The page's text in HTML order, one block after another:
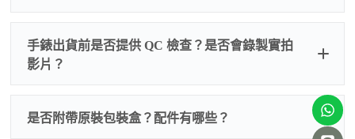
為事故，免費維修三年
人為事故我們只收更換配件
的費用，配件很便宜，大多數兩位數，貴一點也就一
手錶出貨前是否提供 QC 檢查？是否會錄製實拍
影片？
QC 品
質檢查
是否附帶原裝包裝盒？配件有哪些？